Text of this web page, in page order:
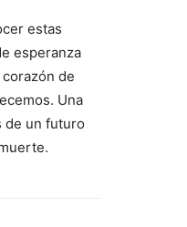
estas
esperanza
de
Una
de un futuro